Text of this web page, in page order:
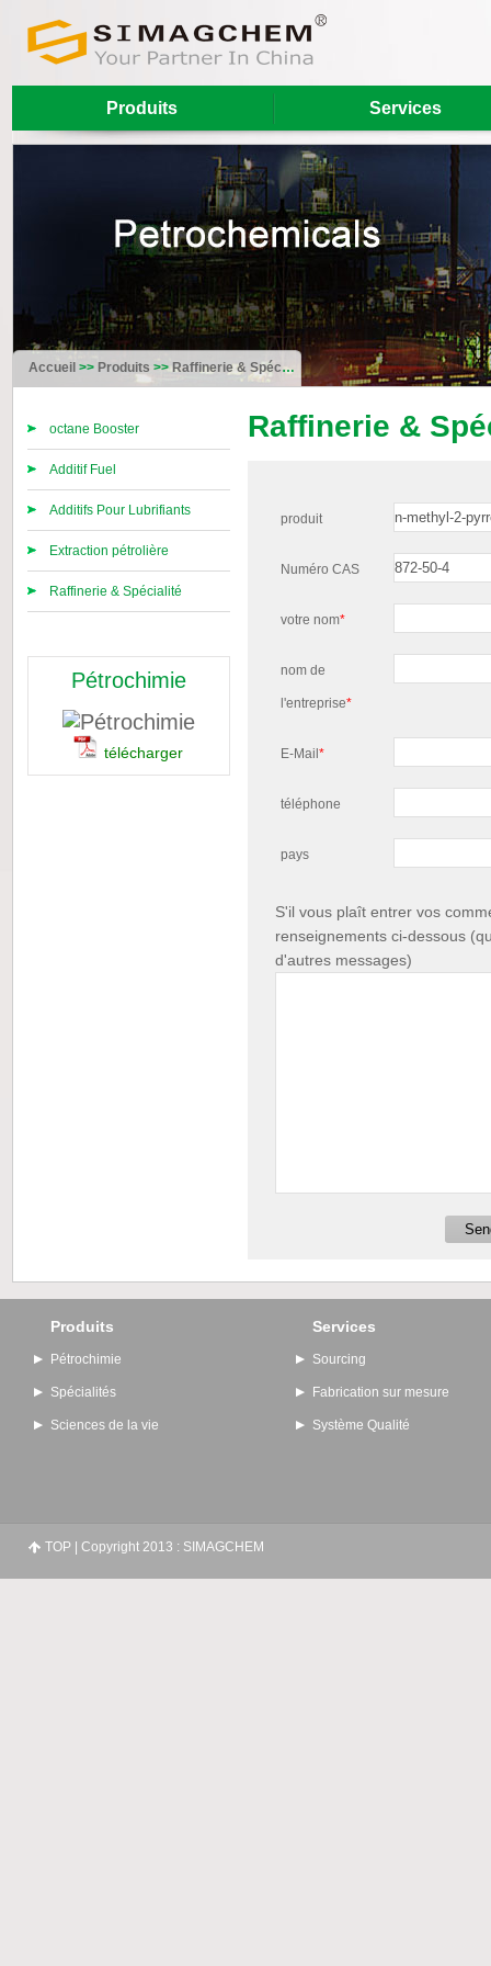
Produits Services
Accueil >> Produits >>Raffinerie & Spécialité
octane Booster
Additif Fuel
Additifs Pour Lubrifiants
Extraction pétrolière
Raffinerie & Spécialité
Pétrochimie
télécharger
Raffinerie &
produit
Numéro CAS
votre nom*
nom de
l'entreprise*
E-Mail *
téléphone
pays
S'il vous plaît entrer vos
renseignements ci-dessous
d'autres messages)
Produits
Pétrochimie
Spécialités
Sciences de la vie
Services
Sourcing
Fabrication sur mesure
Système Qualité
TOP| Copyright 2013 : SIMAGCHEM